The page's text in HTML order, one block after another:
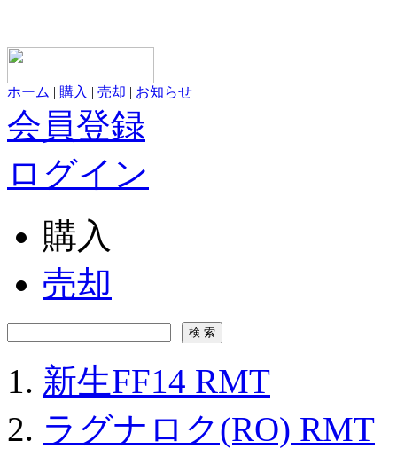
ホーム | 購入 | 売却 | お知らせ
会員登録
ログイン
購入
売却
新生FF14 RMT
ラグナロク(RO) RMT